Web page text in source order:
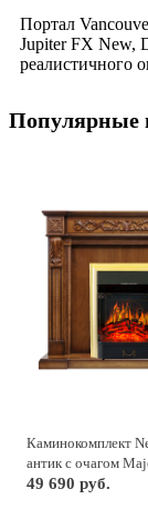
Портал
Jupiter FX New,
реалистичного
Популярные
Каминокомплект
антик с очагом
Brass
49 690 руб.